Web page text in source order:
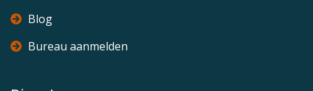
Blog
Bureau aanmelden